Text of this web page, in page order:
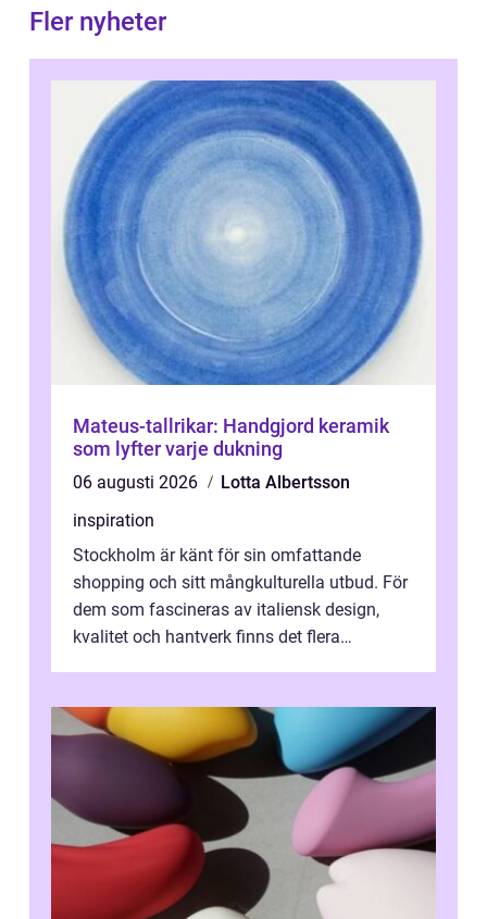
Fler nyheter
Mateus-tallrikar: Handgjord keramik
som lyfter varje dukning
06 augusti 2026
Lotta Albertsson
inspiration
Stockholm är känt för sin omfattande
shopping och sitt mångkulturella utbud. För
dem som fascineras av italiensk design,
kvalitet och hantverk finns det flera